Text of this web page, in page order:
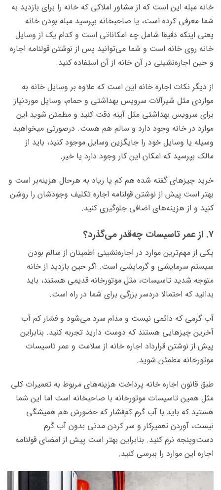
خانه مبله این است که از مشاور املاکی که خانه را برای بازدید به
شما معرفی کرده است، یا صاحبخانه بپرسید مبله بودن خانه
یعنی اینکه دقیقا شامل چه امکاناتی است و کدام یک از وسایل
خانه روی خانه است و شما می‌توانید پس از نوشتن قولنامه اجاره
و حین اجاره‌نشینی در آن خانه از آن استفاده کنید.
از دیگر نکات اجاره خانه این است که علاوه بر وسایل خانه به
مواردی مثل شیرآلات سرویس بهداشتی و حمام، وسایل موردنیاز
برای سرویس بهداشتی مثل آینه دقت کنید و مطمئن شوید این
موارد در خانه وجود دارد و سالم هم هست. درصورتی میخواهید
وسیله یا وسایل خود را جایگزین وسایل موجود کنید، باید از
مالک بپرسید که امکان این کار وجود دارد یا خیر.
خرید چیزهای گفته شده هم کم یا زیاد به هرحال هزینه‌بر است و
بهتر است پیش از نوشتن قولنامه اجاره تکلیف وجودشان را روشن
کنید و از هزینه‌های اضافی جلوگیری کنید.
۷. از عمر تاسیسات چه‌قدر می‌گذرد؟
یکی از مهم‌ترین موارد در اجاره‌نشینی اطمینان از سالم بودن
سیستم سرمایشی و گرمایشی است. اگر حین بازدید از خانه
متوجه شدید تاسیسات، مثل موتورخانه قدیمی هستند، باید
بدانید که احتمالا دردسر بزرگی برای شما در راه است.
آب گرمی که دائمی نیست و مدام سرد می‌شود و فشار کم آب
آخرین چیزهایی هستند که دوست دارید تجربه کنید. بنابراین
پیش از نوشتن قرارداد اجاره خانه از سلامت و عمر تاسیسات
موتورخانه مطمئن شوید.
طبق قانون اجاره خانه پرداخت هزینه‌های مربوط به تعمیرات کلی
مثل همین تاسیسات موتورخانه با صاحبخانه است اما این شما
هستید که باید با آب گرم کم‌فشار که حضورش هم همیشگی
نیست، آوردن تعمیرکار و سر کردن مدتی بدون آب گرم
دست‌وپنجه نرم کنید. بنابراین بهتر است پیش از امضای قولنامه
اجاره این موارد را ببرسی کنید.